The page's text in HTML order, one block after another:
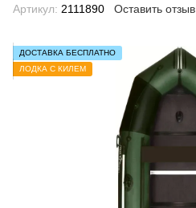
Артикул: 2111890 Оставить отзыв
ДОСТАВКА БЕСПЛАТНО
ЛОДКА С КИЛЕМ